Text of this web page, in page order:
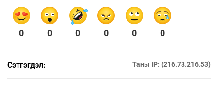
0 0 0 0 0 0
Сэтгэгдэл: Таны IP: (216.73.216.53)